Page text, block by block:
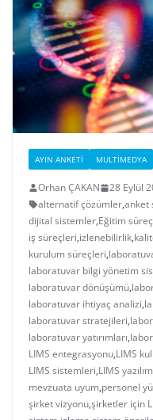
AYIN ANKETI MULTIMEDYA
Orhan ÇAKAN 28 Eylül
alternatif çözümler,anket
dijital sistemler,Eğitim
iş süreçleri,izlenebilirlik,
kurulum süreçleri,
laboratuvar bilgi yönetim
laboratuvar dönüşümü,
laboratuvar ihtiyaç analizi,
laboratuvar stratejileri,
laboratuvar yatırımları,
LIMS entegrasyonu,LIMS
LIMS sistemleri,LIMS
mevzuata uyum,personel
şirket vizyonu,şirketler için